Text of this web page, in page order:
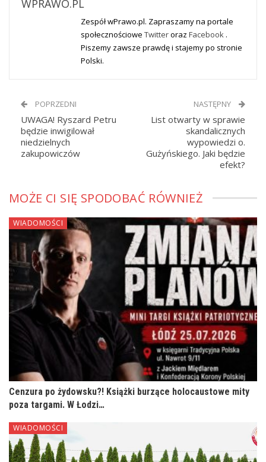
WPRAWO.PL
Zespół wPrawo.pl. Zapraszamy na portale
społecznościowe Twitteroraz Facebook .
Piszemy zawsze prawdę i stajemy po stronie
Polski.
POPRZEDNI
UWAGA! Ryszard Petru
będzie inwigilował
niedzielnych
zakupowiczów
NASTĘPNY
List otwarty w sprawie
skandalicznych
wypowiedzi o.
Gużyńskiego. Jaki będzie
efekt?
MOŻE CI SIĘ SPODOBAĆ RÓWNIEŻ
WIADOMOŚCI
Cenzura po żydowsku?! Książki burzące holocaustowe mity
poza targami. W Łodzi…
WIADOMOŚCI